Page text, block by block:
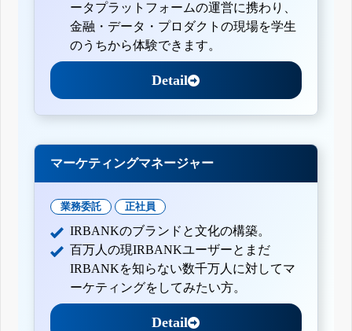
ータプラットフォームの運営に携わり、
金融・データ・プロダクトの現場を学生
のうちから体験できます。
Detail
マーケティングマネージャー
業務委託 正社員
IRBANKのブランドと文化の構築。
百万人の現IRBANKユーザーとまだ
IRBANKを知らない数千万人に対してマ
ーケティングをしてみたい方。
Detail